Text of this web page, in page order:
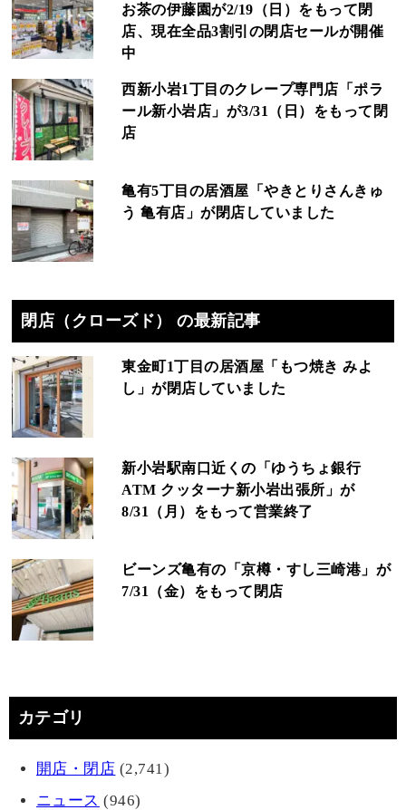
お茶の伊藤園が2/19（日）をもって閉
店、現在全品3割引の閉店セールが開催
中
西新小岩1丁目のクレープ専門店「ポラ
ール新小岩店」が3/31（日）をもって閉
店
亀有5丁目の居酒屋「やきとりさんきゅ
う 亀有店」が閉店していました
閉店（クローズド） の最新記事
東金町1丁目の居酒屋「もつ焼き みよ
し」が閉店していました
新小岩駅南口近くの「ゆうちょ銀行
ATM クッターナ新小岩出張所」が
8/31（月）をもって営業終了
ビーンズ亀有の「京樽・すし三崎港」が
7/31（金）をもって閉店
カテゴリ
開店・閉店 (2,741)
ニュース (946)